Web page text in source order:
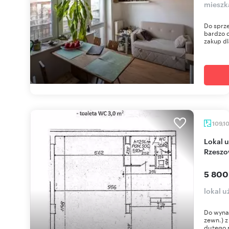
Do
bardzo
zakup
Lokal użytkowy 109 m2 z witryną w centrum
5
lokal
Do
zewn.)
dużego